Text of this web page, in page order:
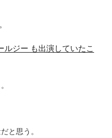
ルジー も出演していたこ
と思う。